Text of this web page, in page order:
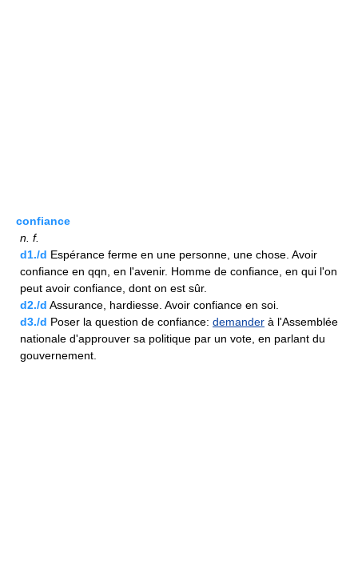
confiance
n. f.
d1./d Espérance ferme en une personne, une chose. Avoir
confiance en qqn, en l'avenir. Homme de confiance, en qui l'on
peut avoir confiance, dont on est sûr.
d2./d Assurance, hardiesse. Avoir confiance en soi.
d3./d Poser la question de confiance: demander à l'Assemblée
nationale d'approuver sa politique par un vote, en parlant du
gouvernement.